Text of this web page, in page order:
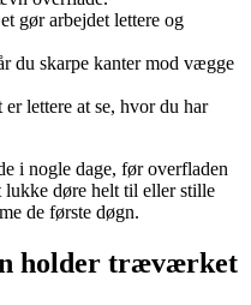
gør arbejdet lettere og
du skarpe kanter mod vægge
er lettere at se, hvor du har
i nogle dage, før overfladen
døre helt til eller stille
de første døgn.
holder træværket